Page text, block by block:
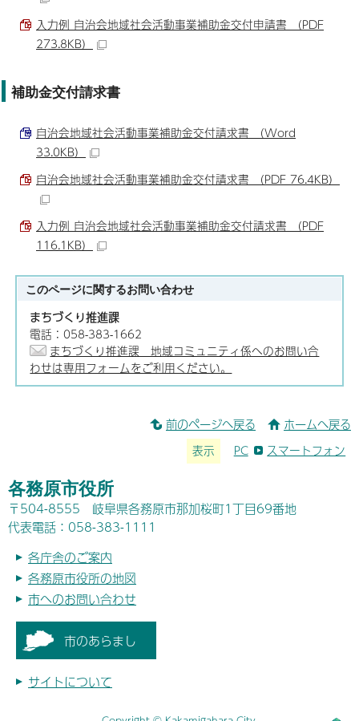
入力例 自治会地域社会活動事業補助金交付申請書 （PDF
273.8KB）
補助金交付請求書
自治会地域社会活動事業補助金交付請求書 （Word
33.0KB）
自治会地域社会活動事業補助金交付請求書 （PDF 76.4KB）
入力例 自治会地域社会活動事業補助金交付請求書 （PDF
116.1KB）
このページに関するお問い合わせ
まちづくり推進課
電話：058-383-1662
まちづくり推進課 地域コミュニティ係へのお問い合
わせは専用フォームをご利用ください。
前のページへ戻る ホームへ戻る
表示 PC スマートフォン
各務原市役所
〒504-8555 岐阜県各務原市那加桜町1丁目69番地
代表電話：058-383-1111
各庁舎のご案内
各務原市役所の地図
市へのお問い合わせ
市のあらまし
サイトについて